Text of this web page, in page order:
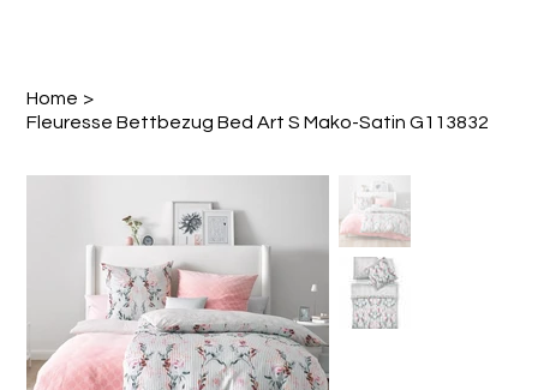
Home >
Fleuresse Bettbezug Bed Art S Mako-Satin G113832